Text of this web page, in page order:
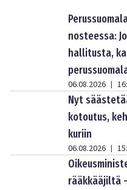
nosteessa:
hallitusta,
06.08.2026 |
Nyt
kotoutus,
kuriin
06.08.2026 |
rääkkääjiltä